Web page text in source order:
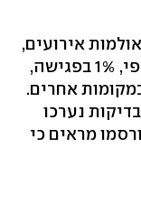
כי 2% נדבקו במועדון, 2% באולמות אירועים,
2% בקניון, 2% בתנועת נוער, 1% בקלפי, 1% בפגישה,
במקומות אחרים.
נערכו
מראים כי